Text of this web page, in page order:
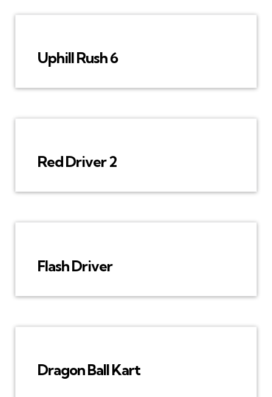
Uphill Rush 6
Red Driver 2
Flash Driver
Dragon Ball Kart